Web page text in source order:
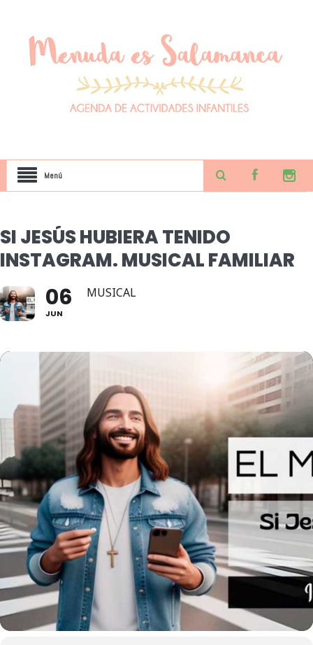
Menú
SI JESÚS HUBIERA TENIDO
INSTAGRAM. MUSICAL FAMILIAR
06
JUN
MUSICAL